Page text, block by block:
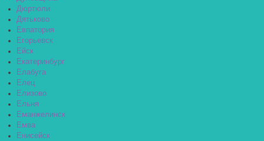
Дюртюли
Дятьково
Евпатория
Егорьевск
Ейск
Екатеринбург
Елабуга
Елец
Елизово
Ельня
Еманжелинск
Емва
Енисейск